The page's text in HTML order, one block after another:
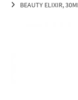
BEAUTY ELIXIR,